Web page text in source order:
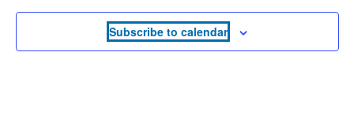
Subscribe to calendar